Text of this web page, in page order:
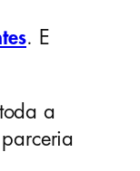
. E
a